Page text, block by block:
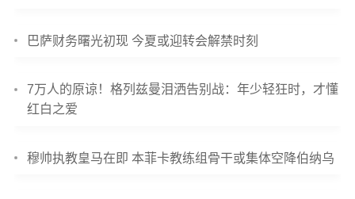
巴萨财务曙光初现 今夏或迎转会解禁时刻
7万人的原谅！格列兹曼泪洒告别战：年少轻狂时，才懂
红白之爱
穆帅执教皇马在即 本菲卡教练组骨干或集体空降伯纳乌